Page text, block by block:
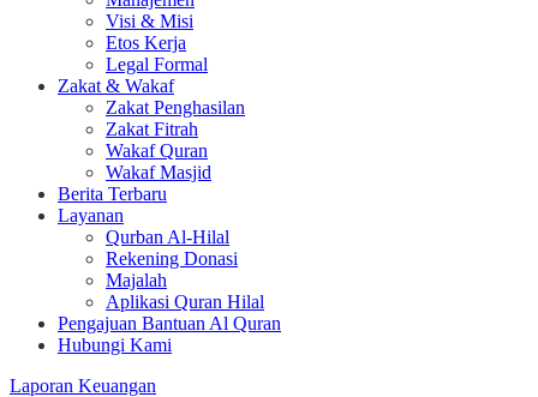
Visi & Misi
Etos Kerja
Legal Formal
Zakat & Wakaf
Zakat Penghasilan
Zakat Fitrah
Wakaf Quran
Wakaf Masjid
Berita Terbaru
Layanan
Qurban Al-Hilal
Rekening Donasi
Majalah
Aplikasi Quran Hilal
Pengajuan Bantuan Al Quran
Hubungi Kami
Laporan Keuangan